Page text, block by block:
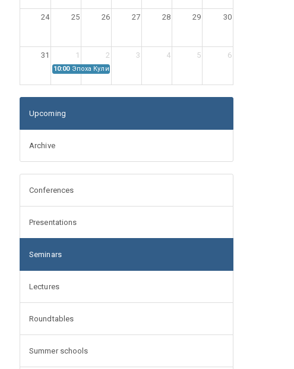
24 25 26 27 28 29 30
31 1 2 3 4 5 6
10:00 Эпоха Куликовской битвы: Проблемы источниковедения
Upcoming
Archive
Conferences
Presentations
Seminars
Lectures
Roundtables
Summer schools